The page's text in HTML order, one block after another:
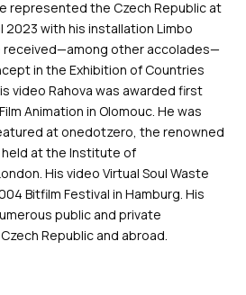
represented the Czech Republic at
2023 with his installation Limbo
received—among other accolades—
in the Exhibition of Countries
video Rahova was awarded first
Animation in Olomouc. He was
at onedotzero, the renowned
at the Institute of
His video Virtual Soul Waste
Bitfilm Festival in Hamburg. His
public and private
Republic and abroad.